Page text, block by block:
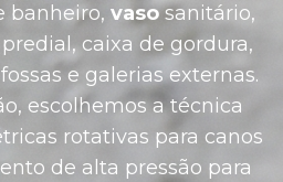
banheiro, vasosanitário,
caixa de gordura,
e galerias externas.
escolhemos a técnica
rotativas para canos
de alta pressão para